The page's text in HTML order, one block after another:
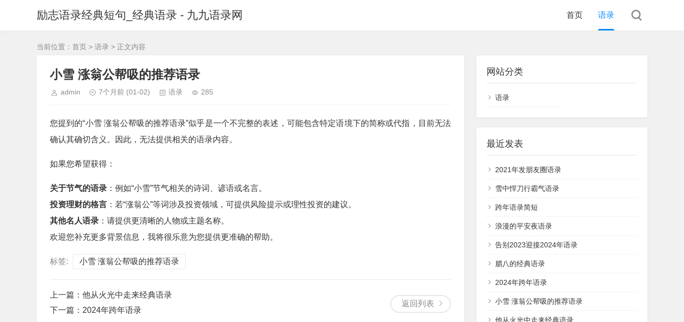
励志语录经典短句_经典语录 - 九九语录网 首页 语录
当前位置： 首页 > 语录 > 正文内容
小雪 涨翁公帮吸的推荐语录
admin 7个月前 (01-02) 语录 285
您提到的“小雪 涨翁公帮吸的推荐语录”似乎是一个不完整的表述，可能包含特定语境下的简称或代指，目前无法
确认其确切含义。因此，无法提供相关的语录内容。
如果您希望获得：
关于节气的语录 ：例如“小雪”节气相关的诗词、谚语或名言。
投资理财的格言 ：若“涨翁公”等词涉及投资领域，可提供风险提示或理性投资的建议。
其他名人语录 ：请提供更清晰的人物或主题名称。
欢迎您补充更多背景信息，我将很乐意为您提供更准确的帮助。
标签: 小雪 涨翁公帮吸的推荐语录
返回列表
上一篇： 他从火光中走来经典语录
下一篇： 2024年跨年语录
网站分类
语录
最近发表
2021年发朋友圈语录
雪中悍刀行霸气语录
跨年语录简短
浪漫的平安夜语录
告别2023迎接2024年语录
腊八的经典语录
2024年跨年语录
小雪 涨翁公帮吸的推荐语录
他从火光中走来经典语录